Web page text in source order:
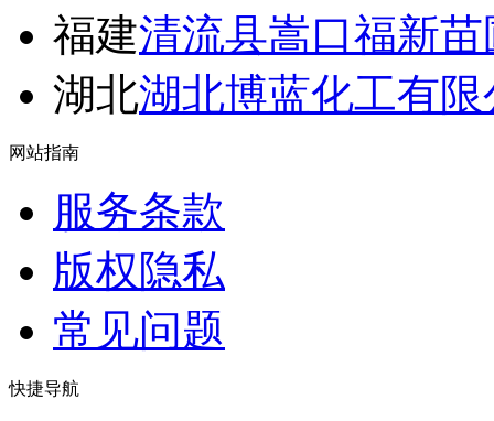
福建清流县嵩口福新苗
湖北湖北博蓝化工有限
网站指南
服务条款
版权隐私
常见问题
快捷导航